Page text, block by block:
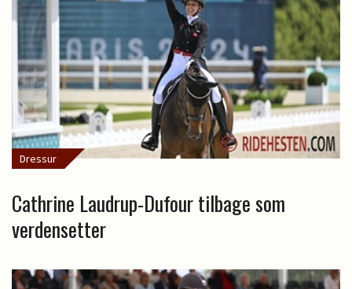
Dressur
Cathrine Laudrup-Dufour tilbage som
verdensetter